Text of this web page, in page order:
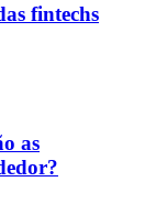
fintechs
as